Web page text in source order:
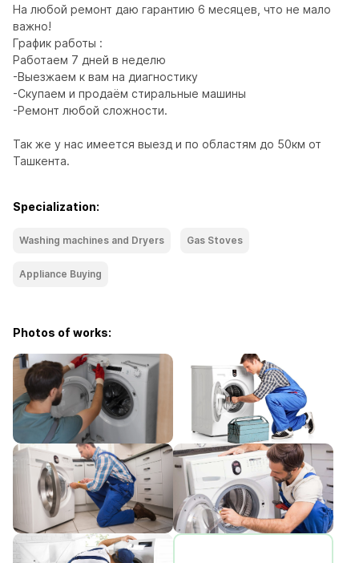
На любой ремонт даю гарантию 6 месяцев, что не мало
важно!
График работы :
Работаем 7 дней в неделю
-Выезжаем к вам на диагностику
-Скупаем и продаём стиральные машины
-Ремонт любой сложности.
Так же у нас имеется выезд и по областям до 50км от
Ташкента.
Specialization:
Washing machines and Dryers Gas Stoves
Appliance Buying
Photos of works: